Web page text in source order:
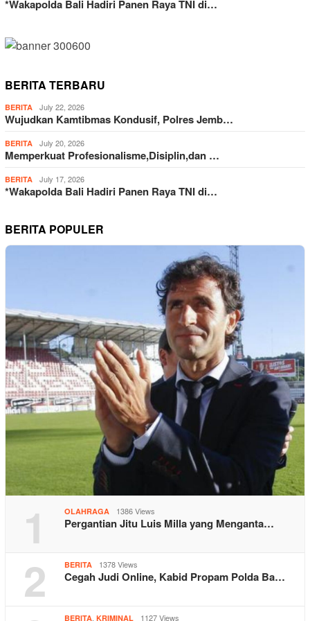
*Wakapolda Bali Hadiri Panen Raya TNI di…
BERITA TERBARU
BERITA July 22, 2026
Wujudkan Kamtibmas Kondusif, Polres Jemb…
BERITA July 20, 2026
Memperkuat Profesionalisme,Disiplin,dan …
BERITA July 17, 2026
*Wakapolda Bali Hadiri Panen Raya TNI di…
BERITA POPULER
1 OLAHRAGA 1386 Views
Pergantian Jitu Luis Milla yang Menganta…
2 BERITA 1378 Views
Cegah Judi Online, Kabid Propam Polda Ba…
BERITA, KRIMINAL 1127 Views